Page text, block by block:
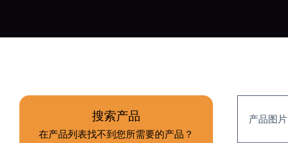
搜索产品
在产品列表找不到您所需要的产品？
产品图片